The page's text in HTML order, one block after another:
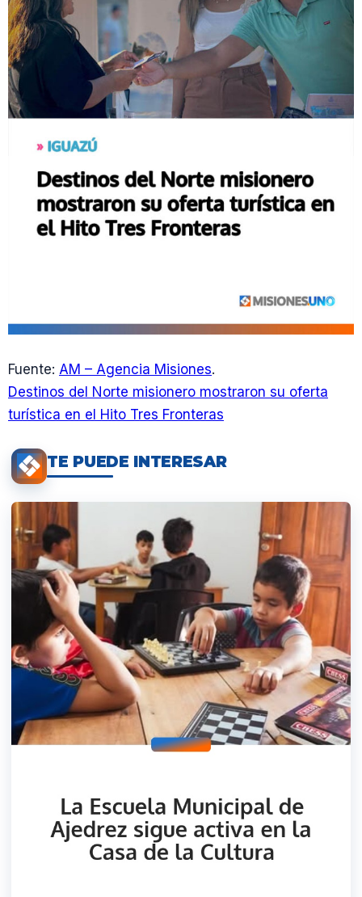
Fuente: AM – Agencia Misiones.
Destinos del Norte misionero mostraron su oferta
turística en el Hito Tres Fronteras
TE PUEDE INTERESAR